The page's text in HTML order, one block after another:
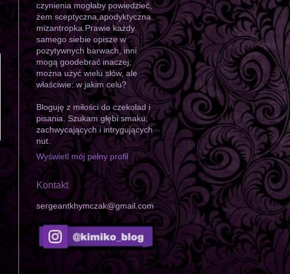
czynienia mogłaby powiedzieć,
żem sceptyczna,apodyktyczna
mizantropka.Prawie każdy
samego siebie opisze w
pozytywnych barwach, inni
mogą goodebrać inaczej,
można użyć wielu słów, ale
właściwie: w jakim celu?
Bloguję z miłości do czekolad i
pisania. Szukam głębi smaku,
zachwycających i intrygujących
nut.
Wyświetl mój pełny profil
Kontakt
sergeantkhymczak@gmail.com